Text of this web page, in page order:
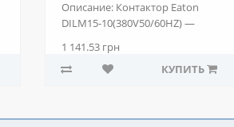
Описание: Контактор Eaton
DILM15-10(380V50/60HZ) —
1 141.53 грн
КУПИТЬ